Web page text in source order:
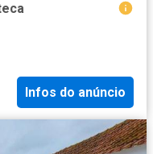
Infos do anúncio